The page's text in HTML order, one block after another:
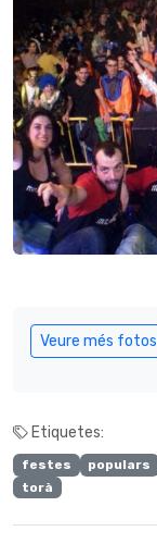
Veure més fotos
Etiquetes:
festes populars
torà